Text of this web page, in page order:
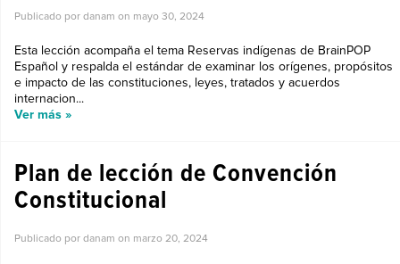
Publicado por danam on mayo 30, 2024
Esta lección acompaña el tema Reservas indígenas de BrainPOP
Español y respalda el estándar de examinar los orígenes, propósitos
e impacto de las constituciones, leyes, tratados y acuerdos
internacion...
Ver más »
Plan de lección de Convención
Constitucional
Publicado por danam on marzo 20, 2024